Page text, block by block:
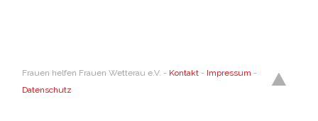
Frauen helfen Frauen Wetterau e.V. - Kontakt - Impressum -
Datenschutz